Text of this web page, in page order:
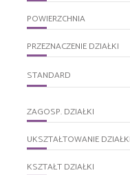
POWIERZCHNIA
PRZEZNACZENIE DZIAŁKI
STANDARD
ZAGOSP. DZIAŁKI
UKSZTAŁTOWANIE DZIAŁKI
KSZTAŁT DZIAŁKI